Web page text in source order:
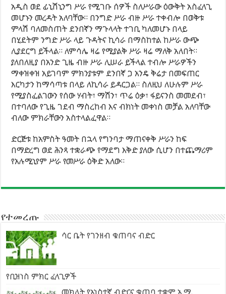
አዲስ ወደ ፊኒሽኒንግ ሥራ የሚገቡ ሰዎች ስለሥራው ዕውቅት አስፈላጊ
መሆኑን መረዳት አለባቸው። በንግድ ሥራ ብዙ ሥራ ተቀብሎ በወቅቱ
ምላሽ ባለመስጠት ደንበኛን ማጉላላት ተገቢ ካለመሆኑ በላይ
በሂደትም ንግድ ሥራ ላይ ጉዳትና ኪሳራ በማስከተል ከሥራ ውጭ
ሊያደርግ ይችላል። ለምሳሌ ዛሬ የሚያልቅ ሥራ ዛሬ ማለቅ አለበት።
ያለበለዚያ በአንድ ጊዜ ብዙ ሥራ ሊሠራ ይችላል ተብሎ ሥራዎችን
ማቀዝቀዝ አይገባም ምክንያቱም ደንበኛ ጋ አንዴ ቅሬታ በመፍጠር
እርካታን ከማሳጣቱ በላይ ለኪሳራ ይዳርጋል። ስለዚህ ለሁሉም ሥራ
የሚያስፈልገውን የሰው ሃብት፣ ማሽን፣ ጥሬ ዕቃ፣ ፋይናንስ መመደብ፣
በተባለው የጊዜ ገደብ ማስረከብ እና ብክነት መቀነስ መቻል አለባቸው
ብለው ምክራቸውን አስተላልፈዋል።
ድርጅቱ ከአምስት ዓመት በኋላ የግንባታ ማጠናቀቅ ሥራን ከፍ
በማድረግ ወደ ሕንጻ ተቋራጭ የማደግ እቅድ ያለው ሲሆን በተጨማሪም
የአሉሚኒየም ሥራ የመሥራ ዕቅድ አለው።
የተመረጡ
ሳር ቤት የገንዘብ ቁጠባና ብድር
የቢዝነስ ምክር ፈላጊዎች